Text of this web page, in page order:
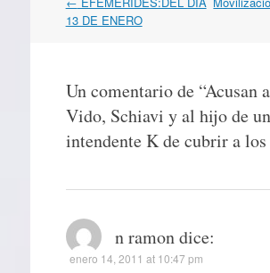
por
13 DE ENERO
Un comentario de “Acusan
Vido, Schiavi y al hijo de un
intendente K de cubrir a
n ramon dice:
enero 14, 2011 at 10:47 pm